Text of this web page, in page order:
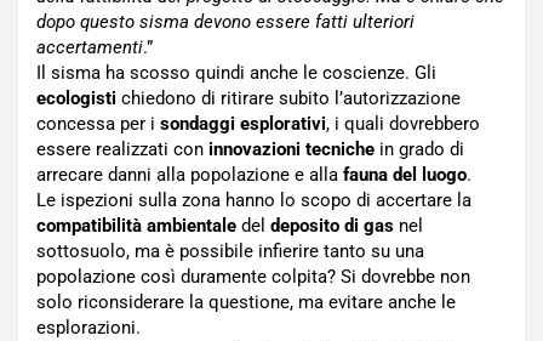
dopo questo sisma devono essere fatti ulteriori
accertamenti.”
Il sisma ha scosso quindi anche le coscienze. Gli
ecologisti chiedono di ritirare subito l’autorizzazione
concessa per i sondaggi esplorativi, i quali dovrebbero
essere realizzati con innovazioni tecniche in grado di
arrecare danni alla popolazione e alla fauna del luogo.
Le ispezioni sulla zona hanno lo scopo di accertare la
compatibilità ambientale del deposito di gas nel
sottosuolo, ma è possibile infierire tanto su una
popolazione così duramente colpita? Si dovrebbe non
solo riconsiderare la questione, ma evitare anche le
esplorazioni.